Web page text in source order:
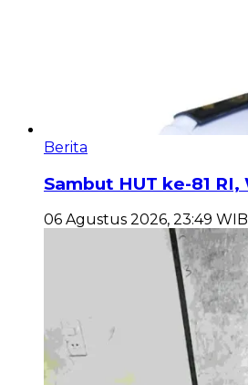
Berita
Sambut HUT ke-81
06 Agustus 2026, 23:49 WIB